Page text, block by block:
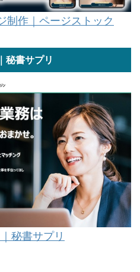
制作｜ページストック
秘書サプリ
秘書サプリ